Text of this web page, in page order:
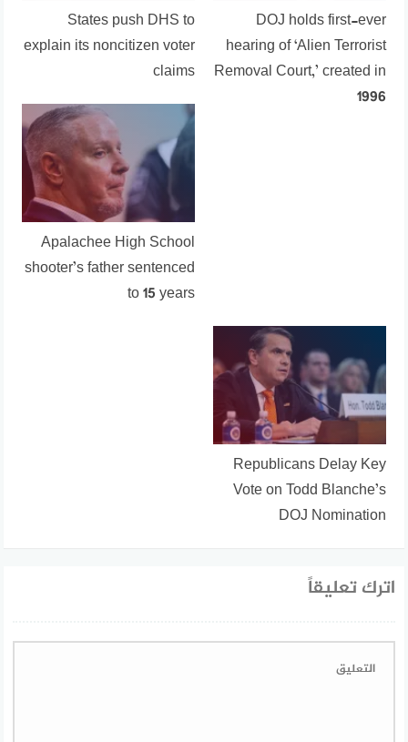
DOJ holds first-ever
hearing of ‘Alien Terrorist
Removal Court,’ created in
1996
States push DHS to
explain its noncitizen voter
claims
Apalachee High School
shooter’s father sentenced
to 15 years
Republicans Delay Key
Vote on Todd Blanche’s
DOJ Nomination
اترك تعليقاً